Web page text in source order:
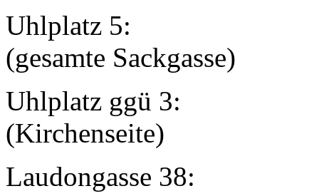
Uhlplatz
(gesamte Sackgasse)
Uhlplatz
(Kirchenseite)